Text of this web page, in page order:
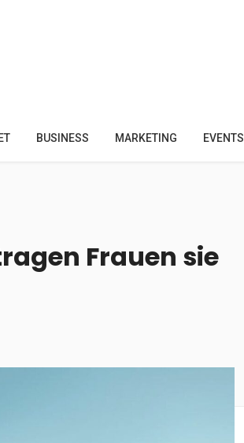
BUSINESS MARKETING EVENTS
Frauen sie